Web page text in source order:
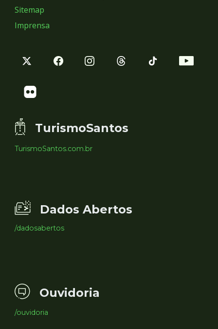
Sitemap
Imprensa
TurismoSantos
TurismoSantos.com.br
Dados Abertos
/dadosabertos
Ouvidoria
/ouvidoria